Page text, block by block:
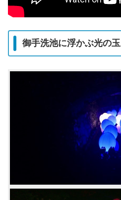
御手洗池に浮かぶ光の玉